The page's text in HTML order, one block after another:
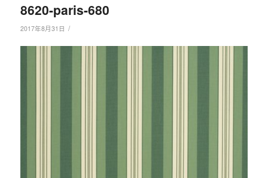
8620-paris-680
2017年8月31日 /